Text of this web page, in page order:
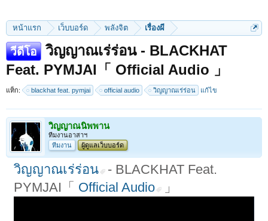
หน้าแรก เว็บบอร์ด พลังจิต เรื่องผี
วีดีโอ
วิญญาณเร่ร่อน - BLACKHAT
Feat. PYMJAI「 Official Audio 」
แท็ก: blackhat feat. pymjai official audio วิญญาณเร่ร่อน แก้ไข
วิญญาณนิพพาน
ทีมงานอาสาฯ
ทีมงาน
ผู้ดูแลเว็บบอร์ด
วิญญาณเร่ร่อน
- BLACKHAT Feat.
PYMJAI「 Official Audio 」